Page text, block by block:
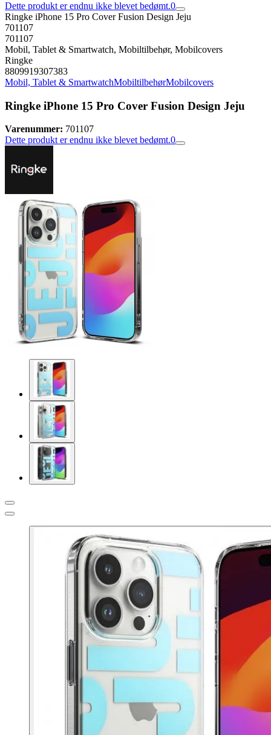
Dette produkt er endnu ikke blevet bedømt.0
Ringke iPhone 15 Pro Cover Fusion Design Jeju
701107
701107
Mobil, Tablet & Smartwatch, Mobiltilbehør, Mobilcovers
Ringke
8809919307383
Mobil, Tablet & SmartwatchMobiltilbehørMobilcovers
Ringke iPhone 15 Pro Cover Fusion Design Jeju
Varenummer: 701107
Dette produkt er endnu ikke blevet bedømt.0